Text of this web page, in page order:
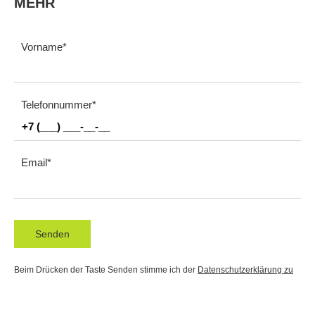
Vorname
Telefonnummer
Email
Senden
Beim Drücken der Taste Senden stimme ich der Datenschutzerklärung zu